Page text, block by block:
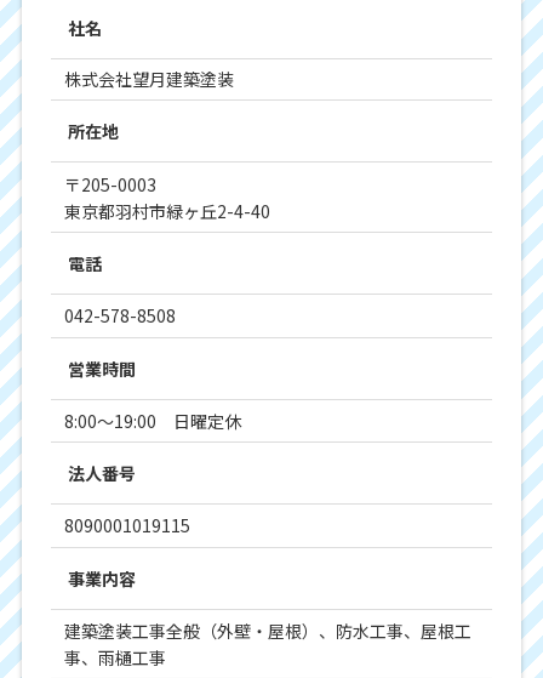
社名
株式会社望月建築塗装
所在地
〒205-0003
東京都羽村市緑ヶ丘2-4-40
電話
042-578-8508
営業時間
8:00～19:00 日曜定休
法人番号
8090001019115
事業内容
建築塗装工事全般（外壁・屋根）、防水工事、屋根工
事、雨樋工事